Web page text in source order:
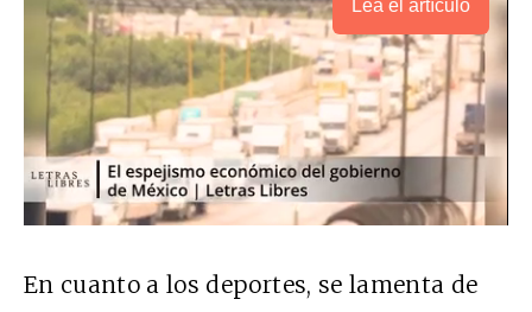
Lea el artículo
En cuanto a los deportes, se lamenta de